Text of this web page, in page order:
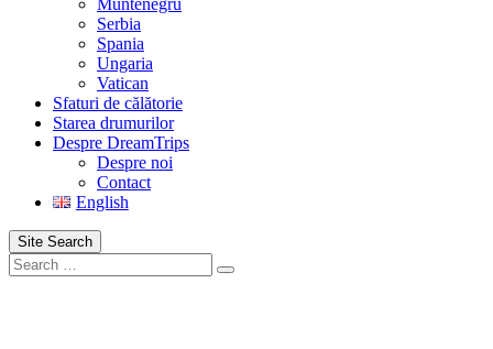
Muntenegru
Serbia
Spania
Ungaria
Vatican
Sfaturi de călătorie
Starea drumurilor
Despre DreamTrips
Despre noi
Contact
English
Site Search
Search